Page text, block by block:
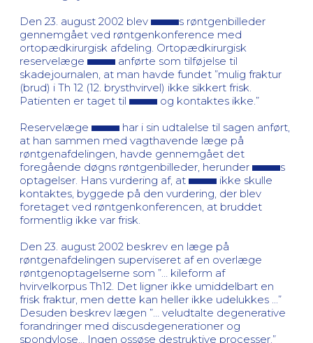
Den 23. august 2002 blev
s røntgenbilleder
gennemgået ved røntgenkonference med
ortopædkirurgisk afdeling. Ortopædkirurgisk
reservelæge
anførte som tilføjelse til
skadejournalen, at man havde fundet ”mulig fraktur
(brud) i Th 12 (12. brysthvirvel) ikke sikkert frisk.
Patienten er taget til
og kontaktes ikke.”
Reservelæge
har i sin udtalelse til sagen anført,
at han sammen med vagthavende læge på
røntgenafdelingen, havde gennemgået det
foregående døgns røntgenbilleder, herunder
s
optagelser. Hans vurdering af, at
ikke skulle
kontaktes, byggede på den vurdering, der blev
foretaget ved røntgenkonferencen, at bruddet
formentlig ikke var frisk.
Den 23. august 2002 beskrev en læge på
røntgenafdelingen superviseret af en overlæge
røntgenoptagelserne som ”… kileform af
hvirvelkorpus Th12. Det ligner ikke umiddelbart en
frisk fraktur, men dette kan heller ikke udelukkes ...”
Desuden beskrev lægen ”… veludtalte degenerative
forandringer med discusdegenerationer og
spondylose… Ingen ossøse destruktive processer.”